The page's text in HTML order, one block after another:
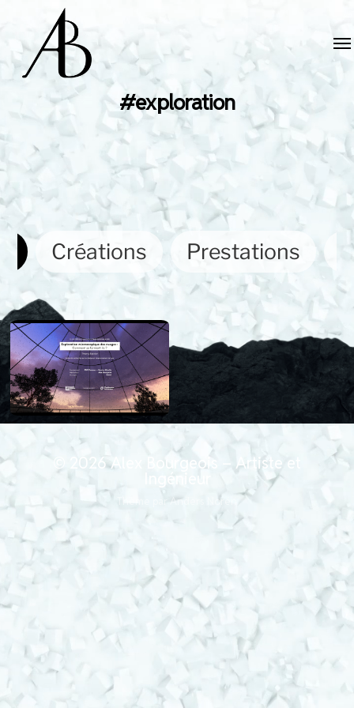
#exploration
Créations Prestations
© 2026Alex Bourgeois – Artiste et
Ingénieur
Anders Norén